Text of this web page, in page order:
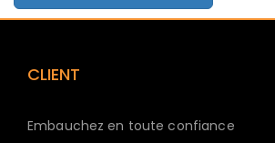
CLIENT
Embauchez en toute confiance